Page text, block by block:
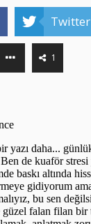
Twitter
1